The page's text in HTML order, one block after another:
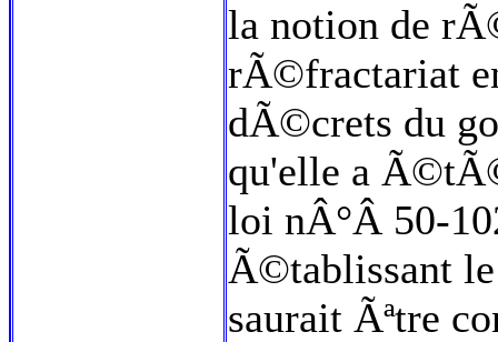
la notion de
rÃ©fractariat
dÃ©crets du
qu'elle a
loi nÂ°Â 50-
Ã©tablissant
saurait Ãªtre